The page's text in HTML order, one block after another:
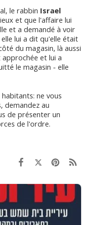
le rabbin Israel
et que l'affaire lui
et a demandé à voir
lui a dit qu'elle était
du magasin, là aussi
et lui a
le magasin - elle
ne vous
demandez au
de présenter un
de l'ordre.